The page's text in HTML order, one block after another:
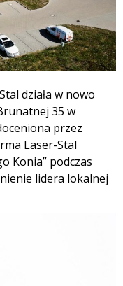
działa w nowo
35 w
przez
Laser-Stal
Konia” podczas
lidera lokalnej